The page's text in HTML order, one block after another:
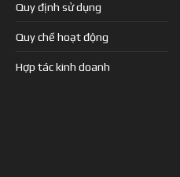
Quy định sử dụng
Quy chế hoạt động
Hợp tác kinh doanh